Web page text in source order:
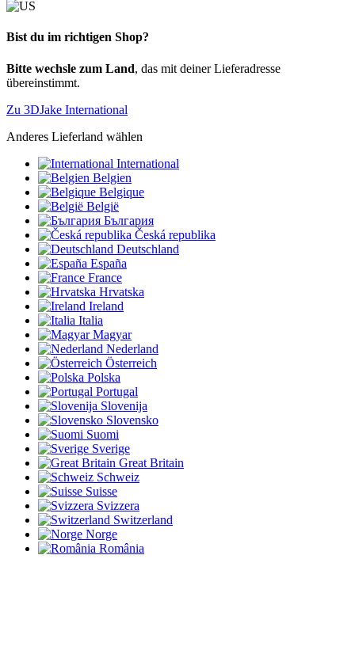
Bist du im richtigen Shop?
Bitte wechsle zum Land, das mit deiner Lieferadresse
übereinstimmt.
Zu 3DJake International
Anderes Lieferland wählen
International
Belgien
Belgique
België
България
Česká republika
Deutschland
España
France
Hrvatska
Ireland
Italia
Magyar
Nederland
Österreich
Polska
Portugal
Slovenija
Slovensko
Suomi
Sverige
Great Britain
Schweiz
Suisse
Svizzera
Switzerland
Norge
România